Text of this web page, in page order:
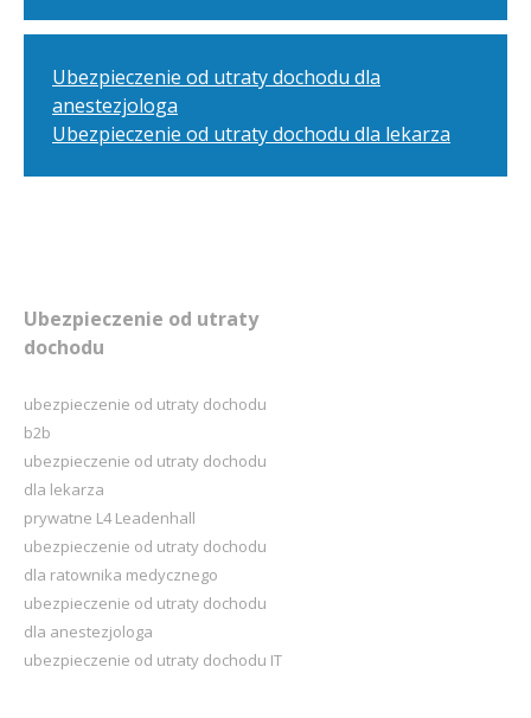
Ubezpieczenie od utraty dochodu dla
anestezjologa
Ubezpieczenie od utraty dochodu dla lekarza
Ubezpieczenie od utraty
dochodu
ubezpieczenie od utraty dochodu
b2b
ubezpieczenie od utraty dochodu
dla lekarza
prywatne L4 Leadenhall
ubezpieczenie od utraty dochodu
dla ratownika medycznego
ubezpieczenie od utraty dochodu
dla anestezjologa
ubezpieczenie od utraty dochodu IT